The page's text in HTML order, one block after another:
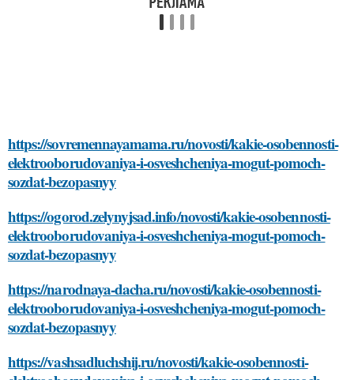
https://sovremennayamama.ru/novosti/kakie-osobennosti-
elektrooborudovaniya-i-osveshcheniya-mogut-pomoch-
sozdat-bezopasnyy
https://ogorod.zelynyjsad.info/novosti/kakie-osobennosti-
elektrooborudovaniya-i-osveshcheniya-mogut-pomoch-
sozdat-bezopasnyy
https://narodnaya-dacha.ru/novosti/kakie-osobennosti-
elektrooborudovaniya-i-osveshcheniya-mogut-pomoch-
sozdat-bezopasnyy
https://vashsadluchshij.ru/novosti/kakie-osobennosti-